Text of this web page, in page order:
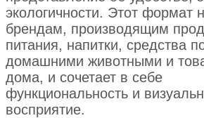
экологичности. Этот формат
брендам, производящим
питания, напитки, средства
домашними животными и
дома, и сочетает в себе
функциональность и
восприятие.